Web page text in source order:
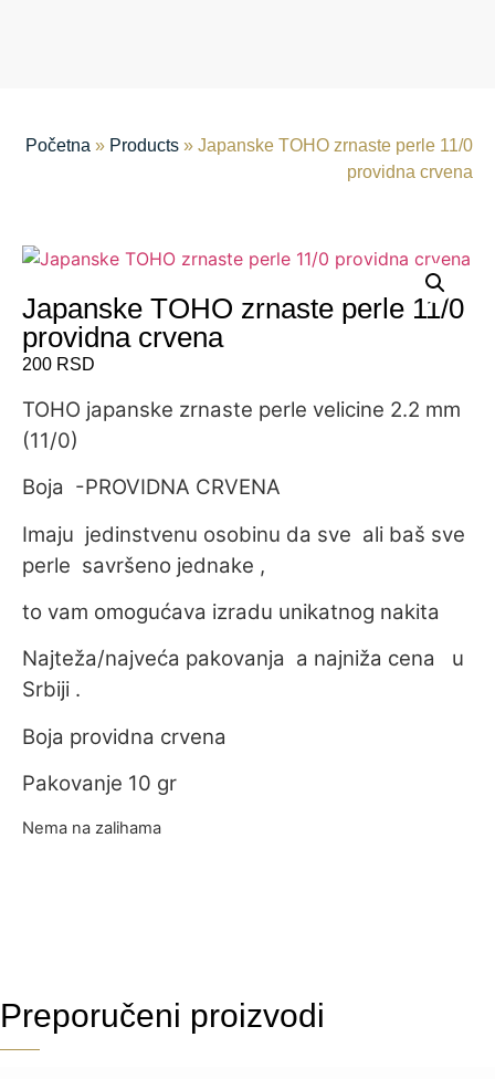
Početna » Products » Japanske TOHO zrnaste perle 11/0
providna crvena
Japanske TOHO zrnaste perle 11/0
providna crvena
200 RSD
TOHO japanske zrnaste perle velicine 2.2 mm
(11/0)
Boja -PROVIDNA CRVENA
Imaju jedinstvenu osobinu da sve ali baš sve
perle savršeno jednake ,
to vam omogućava izradu unikatnog nakita
Najteža/najveća pakovanja a najniža cena u
Srbiji .
Boja providna crvena
Pakovanje 10 gr
Nema na zalihama
Preporučeni proizvodi